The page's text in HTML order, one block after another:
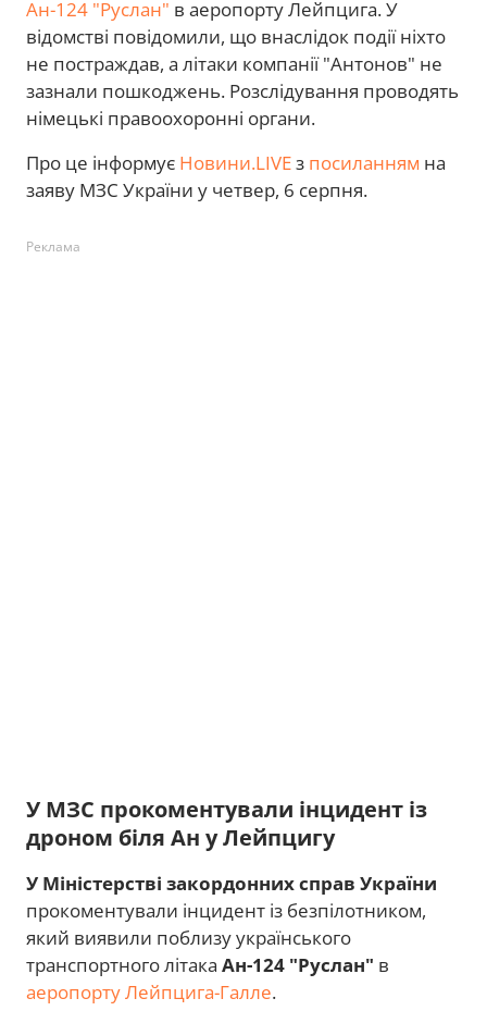
Ан-124 "Руслан" в аеропорту Лейпцига. У
відомстві повідомили, що внаслідок події ніхто
не постраждав, а літаки компанії "Антонов" не
зазнали пошкоджень. Розслідування проводять
німецькі правоохоронні органи.
Про це інформує Новини.LIVEз посиланням на
заяву МЗС України у четвер, 6 серпня.
Реклама
У МЗС прокоментували інцидент із
дроном біля Ан у Лейпцигу
У Міністерстві закордонних справ України
прокоментували інцидент із безпілотником,
який виявили поблизу українського
транспортного літака Ан-124 "Руслан" в
аеропорту Лейпцига-Галле.